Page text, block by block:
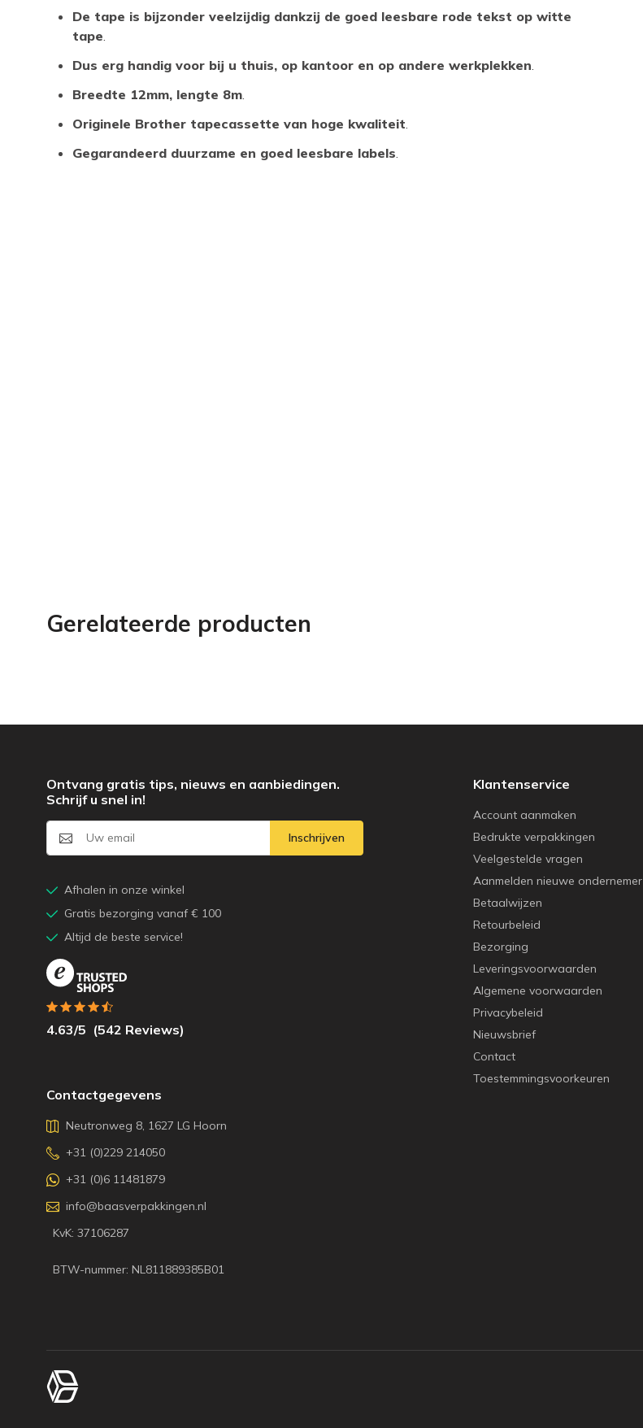
De tape is bijzonder veelzijdig dankzij de goed leesbare rode tekst op witte
tape.
Dus erg handig voor bij u thuis, op kantoor en op andere werkplekken.
Breedte 12mm, lengte 8m.
Originele Brother tapecassette van hoge kwaliteit.
Gegarandeerd duurzame en goed leesbare labels.
Gerelateerde producten
Klantenservice
Account aanmaken
Bedrukte verpakkingen
Veelgestelde vragen
Aanmelden nieuwe ondernemer
Betaalwijzen
Retourbeleid
Bezorging
Leveringsvoorwaarden
Algemene voorwaarden
Privacybeleid
Nieuwsbrief
Contact
Toestemmingsvoorkeuren
Contactgegevens
Neutronweg 8, 1627 LG Hoorn
+31 (0)229 214050
+31 (0)6 11481879
info@baasverpakkingen.nl
KvK: 37106287
BTW-nummer: NL811889385B01
Ontvang gratis tips, nieuws en aanbiedingen.
Schrijf u snel in!
Inschrijven
Afhalen in onze winkel
Gratis bezorging vanaf € 100
Altijd de beste service!
4.63/5 (542 Reviews)